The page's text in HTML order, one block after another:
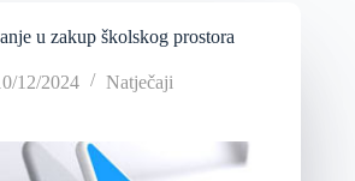
u zakup školskog prostora
12/2024 Natječaji